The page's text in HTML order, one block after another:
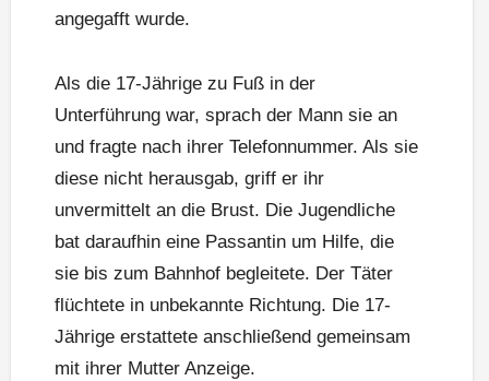
angegafft wurde.
Als die 17-Jährige zu Fuß in der
Unterführung war, sprach der Mann sie an
und fragte nach ihrer Telefonnummer. Als sie
diese nicht herausgab, griff er ihr
unvermittelt an die Brust. Die Jugendliche
bat daraufhin eine Passantin um Hilfe, die
sie bis zum Bahnhof begleitete. Der Täter
flüchtete in unbekannte Richtung. Die 17-
Jährige erstattete anschließend gemeinsam
mit ihrer Mutter Anzeige.